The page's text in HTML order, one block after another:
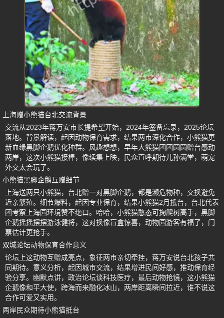
上海赠小熊猫台北交流背景
交流从2023年蒋万安市长提希望开始，2024年签备忘录，2025论坛
落地。背景解读，起因动物保育需求，结果两市深化合作，小熊猫更
新血缘黑脚企鹅优化种群。风趣想想，早年大熊猫团团圆圆赠台感动
两岸，这次小熊猫接棒，像续集上映，民众直呼期待儿孙满堂，萌宠
外交太会玩了。
小熊猫黑脚企鹅互赠细节
上海送两只小熊猫，台北赠一对黑脚企鹅，都是濒危物种，交换避免
近亲繁殖。细节爆料，起因专业保育，结果小熊猫2月抵台，台北代表
团考察上海园环境赞不绝口。哈哈，小熊猫憨态可掬爬树高手，黑脚
企鹅摇摇摆摆游泳健将，这对换像盲盒惊喜，动物园游客有福了，门
票估计更抢手。
双城论坛动物保育合作意义
论坛上这动物互赠成亮点，象征两市亲切牵挂，蒋万安说台北孩子共
同期待。意义分析，起因城市交流，结果增进民间好感，推动保育经
验分享。幽默点讲，政治论坛谈科技医疗，最后动物抢镜，这小熊猫
企鹅像和平大使，跨海而来融化冰山，两岸距离瞬间拉近，谁不说这
合作可爱又实用。
两岸民众期待小熊猫抵台